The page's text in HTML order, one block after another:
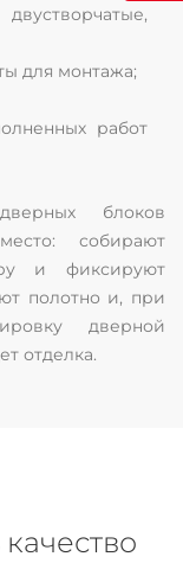
для монтажа;
работ
блоков
собирают
и фиксируют
полотно и, при
дверной
отделка.